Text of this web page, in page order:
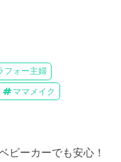
フォー主婦
ママメイク
ビーカーでも安心！